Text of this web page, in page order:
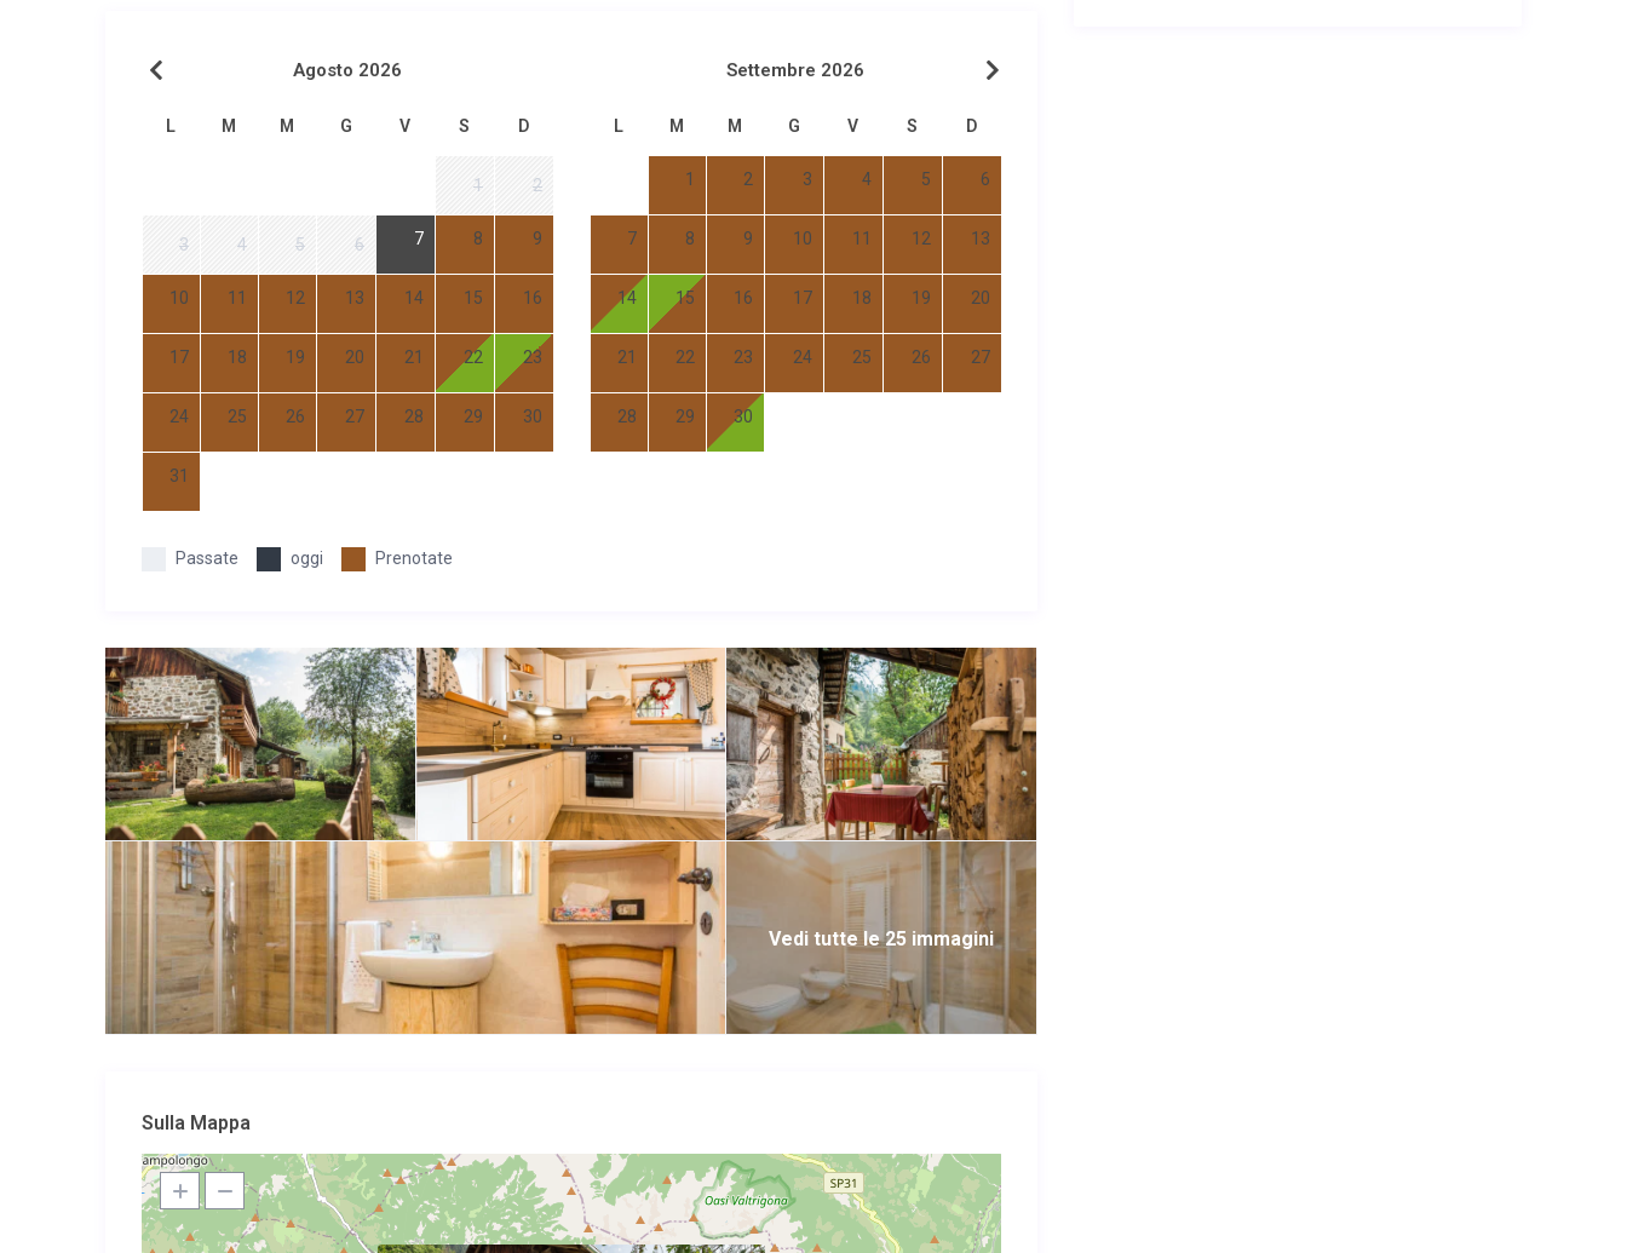
Agosto 2026
L M M G V S D
1 2
3 4 5 6 7 8 9
10 11 12 13 14 15 16
17 18 19 20 21 22 23
24 25 26 27 28 29 30
31
Settembre 2026
L M M G V S D
1 2 3 4 5 6
7 8 9 10 11 12 13
14 15 16 17 18 19 20
21 22 23 24 25 26 27
28 29 30
Passate oggi Prenotate
Vedi tutte le 25 immagini
Sulla Mappa